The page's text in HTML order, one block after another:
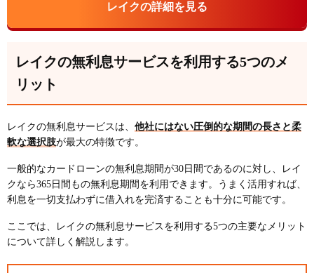
レイクの詳細を見る
レイクの無利息サービスを利用する5つのメ
リット
レイクの無利息サービスは、 他社にはない圧倒的な期間の長さと柔
軟な選択肢が最大の特徴です。
一般的なカードローンの無利息期間が30日間であるのに対し、レイ
クなら365日間もの無利息期間を利用できます。うまく活用すれば、
利息を一切支払わずに借入れを完済することも十分に可能です。
ここでは、レイクの無利息サービスを利用する5つの主要なメリット
について詳しく解説します。